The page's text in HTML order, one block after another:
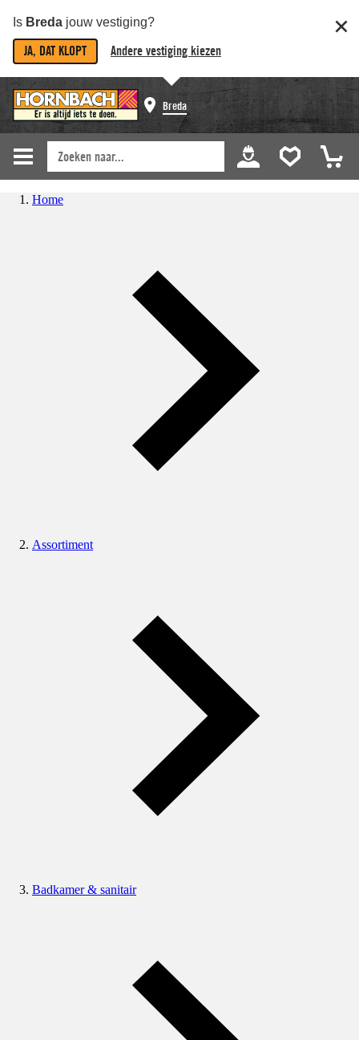
Is Breda jouw vestiging?
JA, DAT KLOPT Andere vestiging kiezen
Breda
Home
Assortiment
Badkamer & sanitair